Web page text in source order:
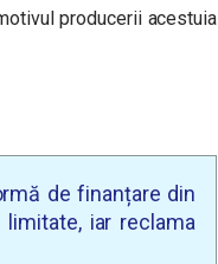
producerii acestuia
de finanțare din
iar reclama